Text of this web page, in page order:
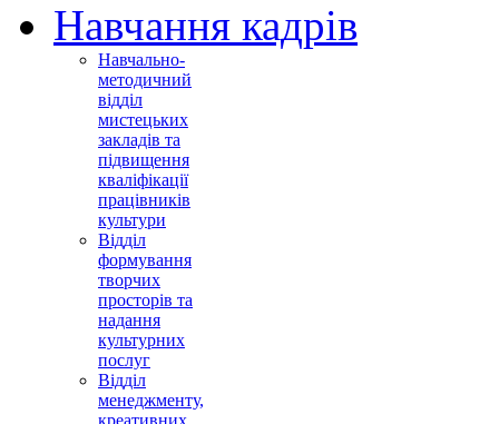
Навчання кадрів
Навчально-
методичний
відділ
мистецьких
закладів та
підвищення
кваліфікації
працівників
культури
Відділ
формування
творчих
просторів та
надання
культурних
послуг
Відділ
менеджменту,
креативних